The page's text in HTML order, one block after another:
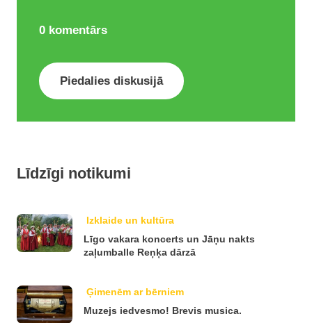
0 komentārs
Piedalies diskusijā
Līdzīgi notikumi
Izklaide un kultūra
Līgo vakara koncerts un Jāņu nakts
zaļumballe Reņķa dārzā
Ģimenēm ar bērniem
Muzejs iedvesmo! Brevis musica.